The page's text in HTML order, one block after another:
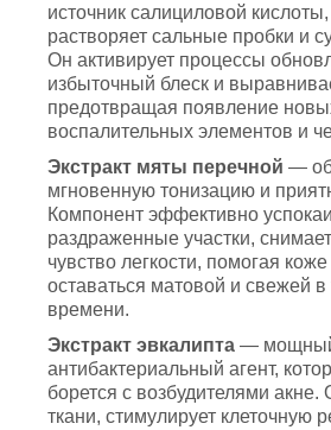
источник салициловой
растворяет сальные пробки и
Он активирует процессы
избыточный блеск и
предотвращая появление
воспалительных элементов и
Экстракт мяты перечной —
мгновенную тонизацию и
Компонент эффективно
раздраженные участки,
чувство легкости, помогая
оставаться матовой и свежей в
времени.
Экстракт эвкалипта —
антибактериальный агент,
борется с возбудителями акне.
ткани, стимулирует клеточную